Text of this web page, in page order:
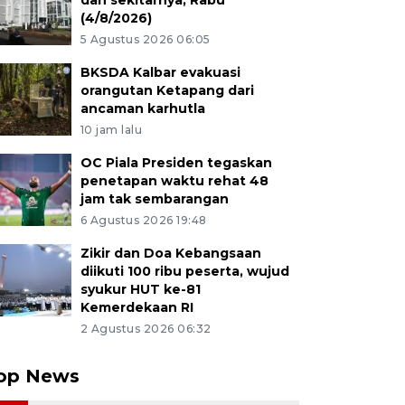
(4/8/2026)
5 Agustus 2026 06:05
BKSDA Kalbar evakuasi
orangutan Ketapang dari
ancaman karhutla
10 jam lalu
OC Piala Presiden tegaskan
penetapan waktu rehat 48
jam tak sembarangan
6 Agustus 2026 19:48
Zikir dan Doa Kebangsaan
diikuti 100 ribu peserta, wujud
syukur HUT ke-81
Kemerdekaan RI
2 Agustus 2026 06:32
News